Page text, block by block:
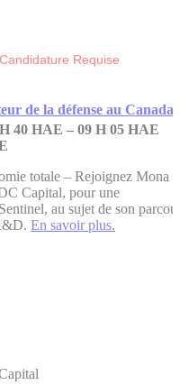
Candidature Requise
de la défense au Canada
40 HAE – 09 H 05 HAE
totale – Rejoignez Mona
Capital, pour une
au sujet de son
En savoir plus.